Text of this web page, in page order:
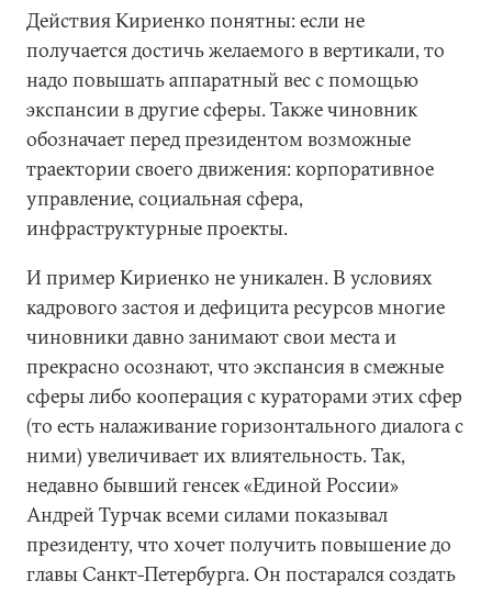
Действия Кириенко понятны: если не
получается достичь желаемого в вертикали, то
надо повышать аппаратный вес с помощью
экспансии в другие сферы. Также чиновник
обозначает перед президентом возможные
траектории своего движения: корпоративное
управление, социальная сфера,
инфраструктурные проекты.
И пример Кириенко не уникален. В условиях
кадрового застоя и дефицита ресурсов многие
чиновники давно занимают свои места и
прекрасно осознают, что экспансия в смежные
сферы либо кооперация с кураторами этих сфер
(то есть налаживание горизонтального диалога с
ними) увеличивает их влиятельность. Так,
недавно бывший генсек «Единой России»
Андрей Турчак всеми силами показывал
президенту, что хочет получить повышение до
главы Санкт-Петербурга. Он постарался создать